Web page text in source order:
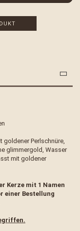
Perlschnüre,
glimmergold, Wasser
mit goldener
Kerze mit 1 Namen
einer Bestellung